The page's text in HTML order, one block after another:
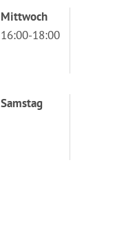
Mittwoch
16:00-18:00
Samstag